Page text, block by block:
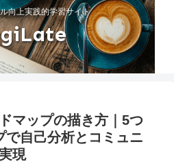
向上実践的学習サイト
マップの描き方｜5つ
で自己分析とコミュニ
現